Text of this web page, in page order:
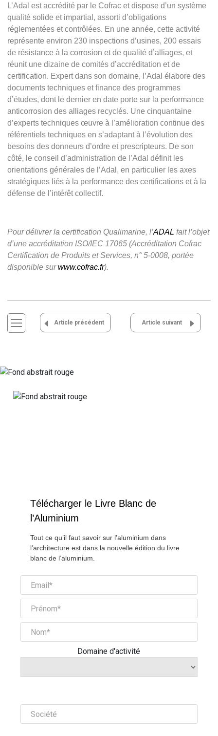
L’Adal est accrédité par le Cofrac et dispose d’un système
qualité solide et impartial, assorti d’obligations
réglementées et contrôlées. En une année, cette activité
représente environ 230 inspections d’usines, 200 essais
de résistance à la corrosion et de qualité d’alliages, et
réunit une dizaine de comités d’accréditation et de
certification. Expert dans son domaine, l’Adal élabore des
documents techniques et finance des programmes
d’études, dont le dernier en date porte sur la performance
anticorrosion des alliages recyclés. Une cinquantaine
d’experts techniques œuvre à l’amélioration continue des
référentiels techniques en s’adaptant à l’évolution des
besoins des donneurs d’ordre et prescripteurs. De son
côté, le conseil d’administration de l’Adal définit les
orientations générales de l’Adal, en particulier les axes
stratégiques liés à la performance des certifications et à la
défense de l’intérêt collectif.
Pour délivrer la certification Qualimarine, l’ADAL fait l’objet
d’une accréditation ISO/IEC 17065 (Accréditation Cofrac
Certification de Produits et Services, n° 5-0008, portée
disponible surwww.cofrac.fr).
Navigation
Article précédent Article suivant
Télécharger le Livre Blanc de
l’Aluminium
Tout ce qu’il faut savoir sur l’aluminium dans
l’architecture est dans la nouvelle édition du livre
blanc de l’aluminium.
Domaine d'activité